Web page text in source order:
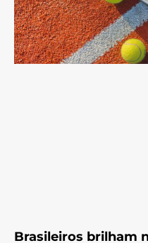
Brasileiros brilham